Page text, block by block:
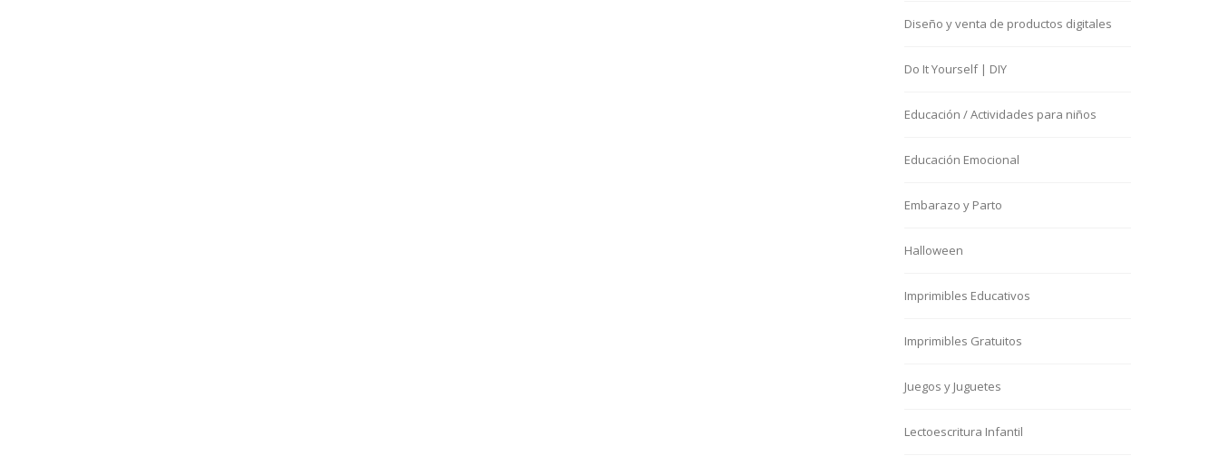
Diseño y venta de productos digitales
Do It Yourself | DIY
Educación / Actividades para niños
Educación Emocional
Embarazo y Parto
Halloween
Imprimibles Educativos
Imprimibles Gratuitos
Juegos y Juguetes
Lectoescritura Infantil